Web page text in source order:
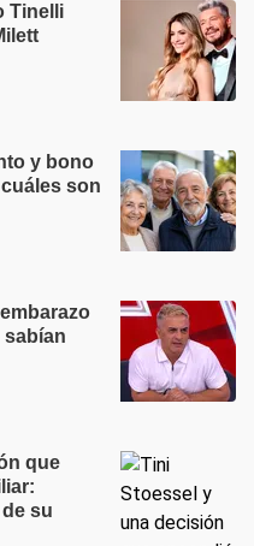
Tinelli
y bono
son
sabían
que
su